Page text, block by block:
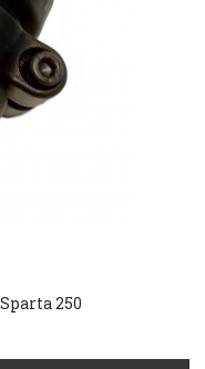
250